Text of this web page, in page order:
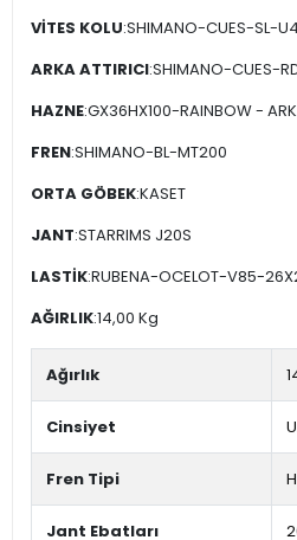
VİTES KOLU:SHIMANO-CUES-SL-
ARKA ATTIRICI:SHIMANO-CUES-
HAZNE:GX36HX100-RAINBOW -
FREN:SHIMANO-BL-MT200
ORTA GÖBEK:KASET
JANT:STARRIMS J20S
LASTİK:RUBENA-OCELOT-V85-
AĞIRLIK:14,00 Kg
Ağırlık
Cinsiyet
Fren Tipi
Jant Ebatları